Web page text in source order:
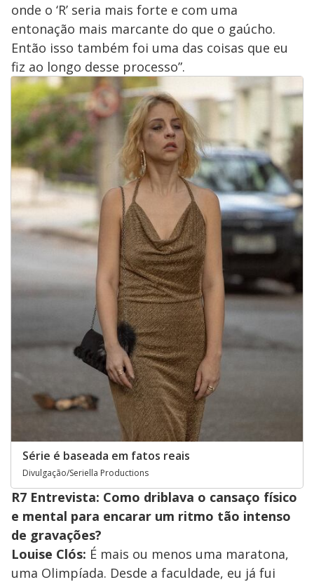
onde o ‘R’ seria mais forte e com uma
entonação mais marcante do que o gaúcho.
Então isso também foi uma das coisas que eu
fiz ao longo desse processo”.
Série é baseada em fatos reais
Divulgação/Seriella Productions
R7 Entrevista: Como driblava o cansaço físico
e mental para encarar um ritmo tão intenso
de gravações?
Louise Clós: É mais ou menos uma maratona,
uma Olimpíada. Desde a faculdade, eu já fui